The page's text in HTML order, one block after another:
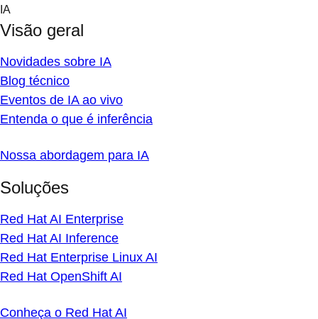
Skip
content
IA
Visão geral
Novidades sobre IA
Blog técnico
Eventos de IA ao vivo
Entenda o que é inferência
Nossa abordagem para IA
Soluções
Red Hat AI Enterprise
Red Hat AI Inference
Red Hat Enterprise Linux AI
Red Hat OpenShift AI
Conheça o Red Hat AI